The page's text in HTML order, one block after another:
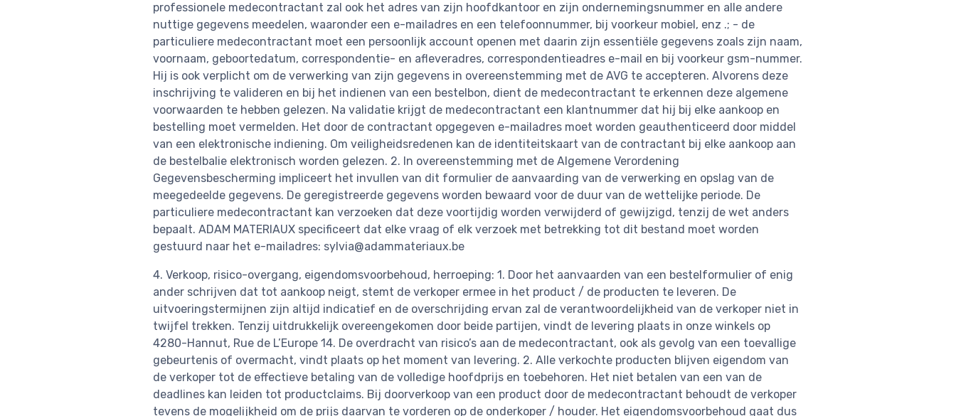
professionele medecontractant zal ook het adres van zijn hoofdkantoor en zijn ondernemingsnummer en alle andere
nuttige gegevens meedelen, waaronder een e-mailadres en een telefoonnummer, bij voorkeur mobiel, enz .; - de
particuliere medecontractant moet een persoonlijk account openen met daarin zijn essentiële gegevens zoals zijn naam,
voornaam, geboortedatum, correspondentie- en afleveradres, correspondentieadres e-mail en bij voorkeur gsm-nummer.
Hij is ook verplicht om de verwerking van zijn gegevens in overeenstemming met de AVG te accepteren. Alvorens deze
inschrijving te valideren en bij het indienen van een bestelbon, dient de medecontractant te erkennen deze algemene
voorwaarden te hebben gelezen. Na validatie krijgt de medecontractant een klantnummer dat hij bij elke aankoop en
bestelling moet vermelden. Het door de contractant opgegeven e-mailadres moet worden geauthenticeerd door middel
van een elektronische indiening. Om veiligheidsredenen kan de identiteitskaart van de contractant bij elke aankoop aan
de bestelbalie elektronisch worden gelezen. 2. In overeenstemming met de Algemene Verordening
Gegevensbescherming impliceert het invullen van dit formulier de aanvaarding van de verwerking en opslag van de
meegedeelde gegevens. De geregistreerde gegevens worden bewaard voor de duur van de wettelijke periode. De
particuliere medecontractant kan verzoeken dat deze voortijdig worden verwijderd of gewijzigd, tenzij de wet anders
bepaalt. ADAM MATERIAUX specificeert dat elke vraag of elk verzoek met betrekking tot dit bestand moet worden
gestuurd naar het e-mailadres: sylvia@adammateriaux.be
4. Verkoop, risico-overgang, eigendomsvoorbehoud, herroeping: 1. Door het aanvaarden van een bestelformulier of enig
ander schrijven dat tot aankoop neigt, stemt de verkoper ermee in het product / de producten te leveren. De
uitvoeringstermijnen zijn altijd indicatief en de overschrijding ervan zal de verantwoordelijkheid van de verkoper niet in
twijfel trekken. Tenzij uitdrukkelijk overeengekomen door beide partijen, vindt de levering plaats in onze winkels op
4280-Hannut, Rue de L’Europe 14. De overdracht van risico’s aan de medecontractant, ook als gevolg van een toevallige
gebeurtenis of overmacht, vindt plaats op het moment van levering. 2. Alle verkochte producten blijven eigendom van
de verkoper tot de effectieve betaling van de volledige hoofdprijs en toebehoren. Het niet betalen van een van de
deadlines kan leiden tot productclaims. Bij doorverkoop van een product door de medecontractant behoudt de verkoper
tevens de mogelijkheid om de prijs daarvan te vorderen op de onderkoper / houder. Het eigendomsvoorbehoud gaat dus